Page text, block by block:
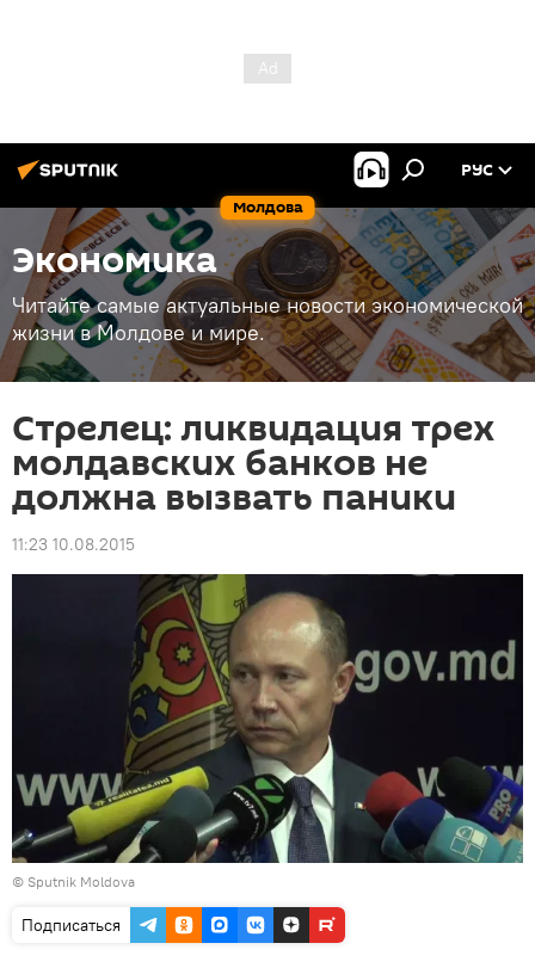
Молдова
РУС
Экономика
Читайте самые актуальные новости экономической
жизни в Молдове и мире.
Стрелец: ликвидация трех
молдавских банков не
должна вызвать паники
11:23 10.08.2015
© Sputnik Moldova
Подписаться